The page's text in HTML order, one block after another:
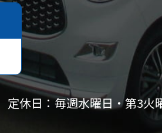
定休日：毎週水曜日・第3火